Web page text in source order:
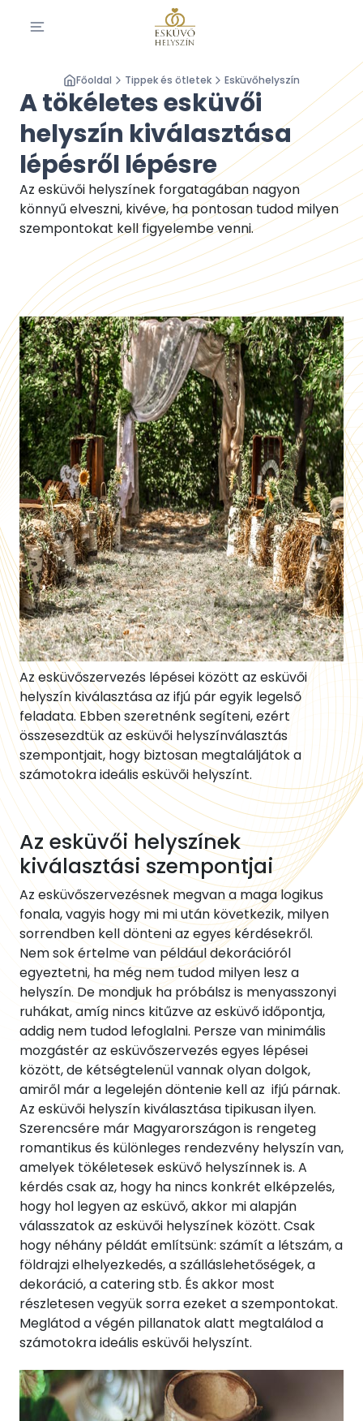
Főoldal Tippek és ötletek Esküvőhelyszín
A tökéletes esküvői
helyszín kiválasztása
lépésről lépésre
Az esküvői helyszínek forgatagában nagyon
könnyű elveszni, kivéve, ha pontosan tudod milyen
szempontokat kell figyelembe venni.
Az esküvőszervezés lépései között az esküvői
helyszín kiválasztása az ifjú pár egyik legelső
feladata. Ebben szeretnénk segíteni, ezért
összesezdtük az esküvői helyszínválasztás
szempontjait, hogy biztosan megtaláljátok a
számotokra ideális esküvői helyszínt.
Az esküvői helyszínek
kiválasztási szempontjai
Az esküvőszervezésnek megvan a maga logikus
fonala, vagyis hogy mi mi után következik, milyen
sorrendben kell dönteni az egyes kérdésekről.
Nem sok értelme van például dekorációról
egyeztetni, ha még nem tudod milyen lesz a
helyszín. De mondjuk ha próbálsz is menyasszonyi
ruhákat, amíg nincs kitűzve az esküvő időpontja,
addig nem tudod lefoglalni. Persze van minimális
mozgástér az esküvőszervezés egyes lépései
között, de kétségtelenül vannak olyan dolgok,
amiről már a legelején döntenie kell az ifjú párnak.
Az esküvői helyszín kiválasztása tipikusan ilyen.
Szerencsére már Magyarországon is rengeteg
romantikus és különleges rendezvény helyszín van,
amelyek tökéletesek esküvő helyszínnek is. A
kérdés csak az, hogy ha nincs konkrét elképzelés,
hogy hol legyen az esküvő, akkor mi alapján
válasszatok az esküvői helyszínek között. Csak
hogy néhány példát említsünk: számít a létszám, a
földrajzi elhelyezkedés, a szálláslehetőségek, a
dekoráció, a catering stb. És akkor most
részletesen vegyük sorra ezeket a szempontokat.
Meglátod a végén pillanatok alatt megtalálod a
számotokra ideális esküvői helyszínt.